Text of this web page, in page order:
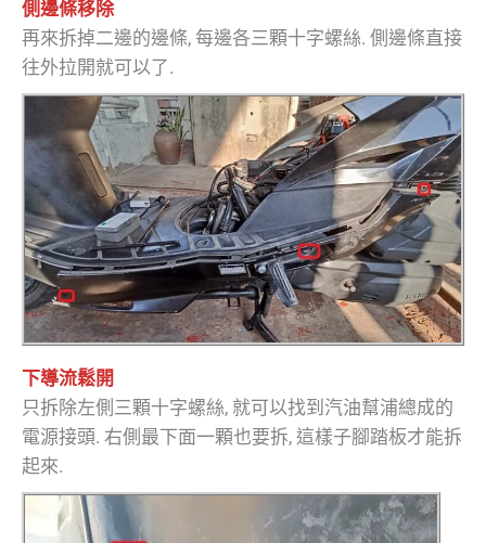
側邊條移除
再來拆掉二邊的邊條, 每邊各三顆十字螺絲. 側邊條直接
往外拉開就可以了.
下導流鬆開
只拆除左側三顆十字螺絲, 就可以找到汽油幫浦總成的
電源接頭. 右側最下面一顆也要拆, 這樣子腳踏板才能拆
起來.